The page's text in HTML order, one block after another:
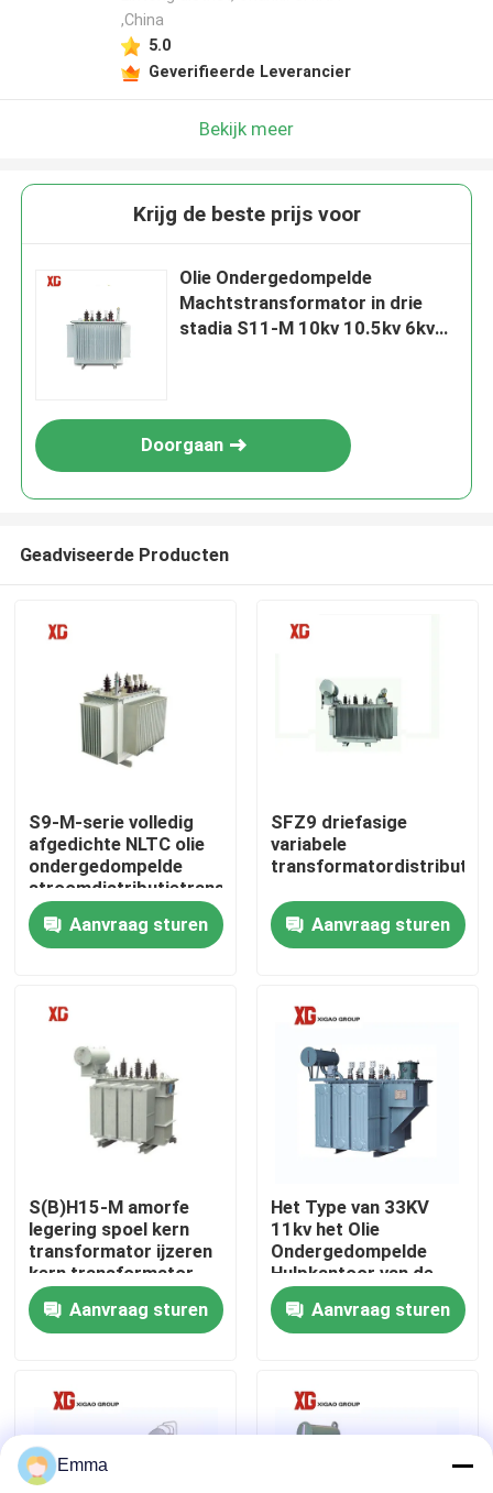
Huis
Producten
Fabrieksreis
Kwaliteitscontrole
Contacteer ons
Verzoek om een Citaat
SF6 de Schakelaar van de ladingsonderbreking
Het Mechanisme van de machtsdistributie
,China
5.0
Geverifieerde Leverancier
Bekijk meer
Krijg de beste prijs voor
Olie Ondergedompelde
Machtstransformator in drie
stadia S11-M 10kv 10.5kv 6kv
Doorgaan
Geadviseerde Producten
S9-M-serie volledig
afgedichte NLTC olie
ondergedompelde
stroomdistributietransformator
10kv 400kva
Aanvraag sturen
SFZ9 driefasige
variabele
Aanvraag sturen
S(B)H15-M amorfe
legering spoel kern
transformator ijzeren
kern transformator
Aanvraag sturen
Het Type van 33KV
11kv het Olie
Ondergedompelde
Hulpkantoor van de
Aanvraag sturen
Emma